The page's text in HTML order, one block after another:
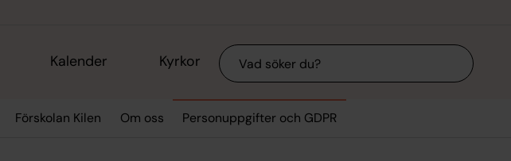
Kalender Kyrkor Sök
Förskolan Kilen Om oss Personuppgifter och GDPR